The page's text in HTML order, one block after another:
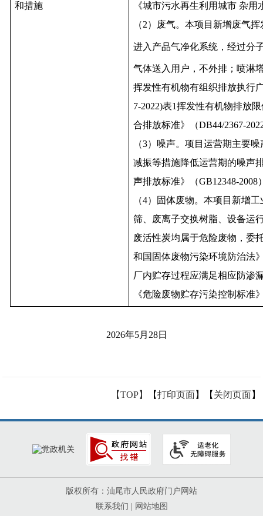
和措施
《城市污水再生利用城市 杂
（2）废气。本项目新增废气
进入产品气净化系统，经过分
气体送入用户，不外排；喷淋
挥发性有机物有组织排放执行
7-2022)表1挥发性有机物排放
合排放标准》（DB44/2367-
（3）噪声。项目运营期主要
减振等措施降低运营期的噪声
声排放标准》（GB12348-2008
（4）固体废物。本项目新增
筛、废离子交换树脂、设备运
废活性炭均属于危险废物，委
和国固体废物污染环境防治法
厂内贮存过程应满足相应防渗
《危险废物贮存污染控制标准
2026年5月28日
【TOP】 【打印页面】【 关闭页面】
版权所有：汕尾市人民政府门户网站
联系我们
网站地图